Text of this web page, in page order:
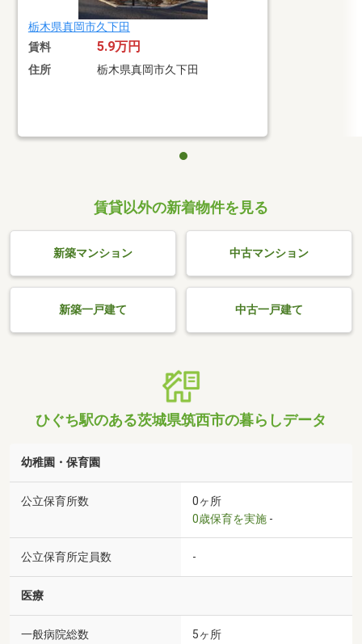
栃木県真岡市久下田
賃料 5.9万円
住所 栃木県真岡市久下田
賃貸以外の新着物件を見る
新築マンション 中古マンション
新築一戸建て 中古一戸建て
ひぐち駅のある茨城県筑西市の暮らしデータ
幼稚園・保育園
公立保育所数
0ヶ所
0歳保育を実施 -
公立保育所定員数 -
医療
一般病院総数 5ヶ所